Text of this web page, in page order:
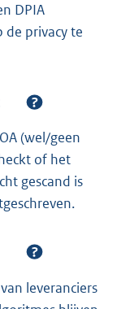
DPIA
de privacy te
(wel/geen
of het
gescand is
leveranciers